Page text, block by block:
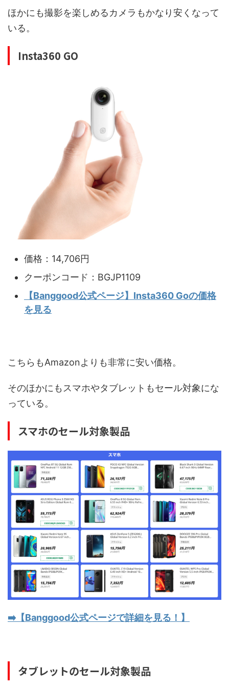
ほかにも撮影を楽しめるカメラもかなり安くなって
いる。
Insta360 GO
価格：14,706円
クーポンコード：BGJP1109
【Banggood公式ページ】Insta360 Goの価格
を見る
こちらもAmazonよりも非常に安い価格。
そのほかにもスマホやタブレットもセール対象にな
っている。
スマホのセール対象製品
➡️【Banggood公式ページで詳細を見る！】
タブレットのセール対象製品